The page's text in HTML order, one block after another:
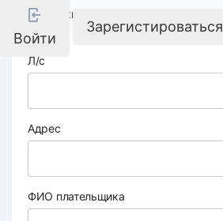
Войти
Зарегистироваться
Реквизиты компании
Л/с
Адрес
ФИО плательщика